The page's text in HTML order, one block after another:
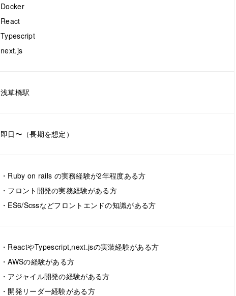
Docker
React
Typescript
next.js
浅草橋駅
即日〜（長期を想定）
・Ruby on rails の実務経験が2年程度ある方
・フロント開発の実務経験がある方
・ES6/Scssなどフロントエンドの知識がある方
・ReactやTypescript,next.jsの実装経験がある方
・AWSの経験がある方
・アジャイル開発の経験がある方
・開発リーダー経験がある方